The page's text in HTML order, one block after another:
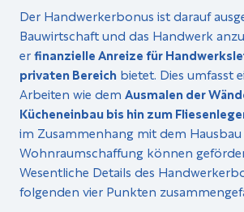
Der Handwerkerbonus ist darauf
Bauwirtschaft und das Handwerk
erfinanzielle Anreize für
privaten Bereich bietet. Dies umfasst
Arbeiten wie dem Ausmalen der
Kücheneinbau bis hin zum
im Zusammenhang mit dem
Wohnraumschaffung können
Wesentliche Details des
folgenden vier Punkten